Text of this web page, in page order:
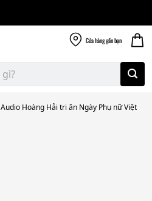
Cửa hànggần bạn
Audio Hoàng Hải tri ân Ngày Phụ nữ Việt